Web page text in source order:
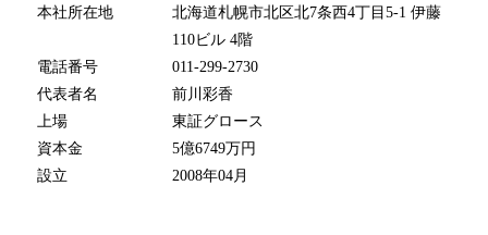
本社所在地
北海道札幌市北区北7条西4丁目5-1 伊藤
110ビル 4階
電話番号
011-299-2730
代表者名
前川彩香
上場
東証グロース
資本金
5億6749万円
設立
2008年04月